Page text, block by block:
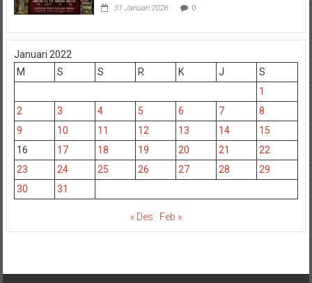
31 Januari 2026 0
Januari 2022
M
S S R K J
S
1
2
3 4 5 6 7
8
9
10 11 12 13 14
15
16
17 18 19 20 21
22
23
24 25 26 27 28
29
30
31
« Des Feb »